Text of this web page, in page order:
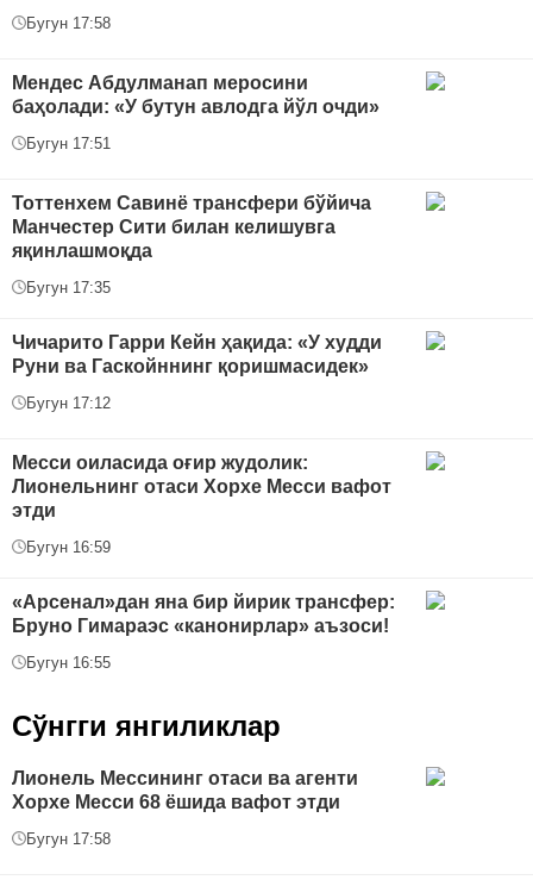
Бугун 17:58
Мендес Абдулманап меросини
баҳолади: «У бутун авлодга йўл очди»
Бугун 17:51
Тоттенхем Савинё трансфери бўйича
Манчестер Сити билан келишувга
яқинлашмоқда
Бугун 17:35
Чичарито Гарри Кейн ҳақида: «У худди
Руни ва Гаскойннинг қоришмасидек»
Бугун 17:12
Месси оиласида оғир жудолик:
Лионельнинг отаси Хорхе Месси вафот
этди
Бугун 16:59
«Арсенал»дан яна бир йирик трансфер:
Бруно Гимараэс «канонирлар» аъзоси!
Бугун 16:55
Сўнгги янгиликлар
Лионель Мессининг отаси ва агенти
Хорхе Месси 68 ёшида вафот этди
Бугун 17:58